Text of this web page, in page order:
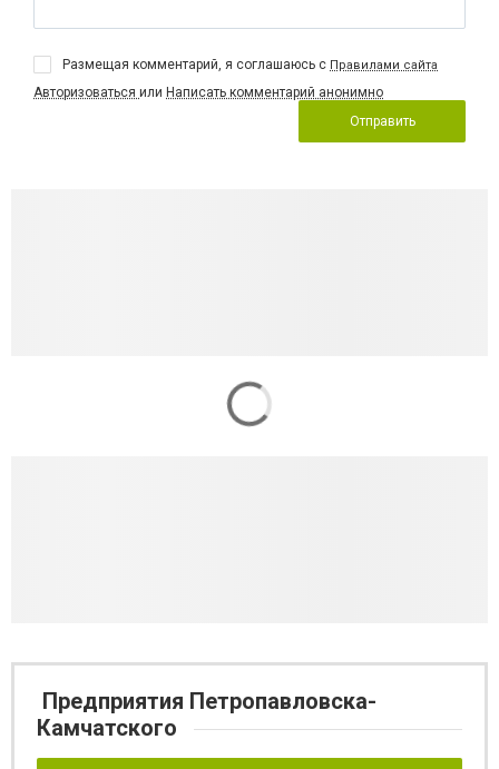
Размещая комментарий, я соглашаюсь с Правилами сайта
Авторизоваться или Написать комментарий анонимно
Отправить
Предприятия Петропавловска-
Камчатского